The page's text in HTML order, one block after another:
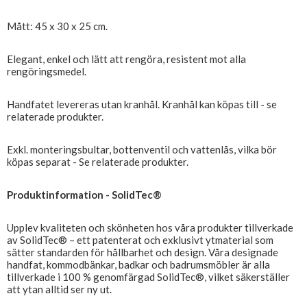
Mått: 45 x 30 x 25 cm.
Elegant, enkel och lätt att rengöra, resistent mot alla
rengöringsmedel.
Handfatet levereras utan kranhål. Kranhål kan köpas till - se
relaterade produkter.
Exkl. monteringsbultar, bottenventil och vattenlås, vilka bör
köpas separat - Se relaterade produkter.
Produktinformation - SolidTec®
Upplev kvaliteten och skönheten hos våra produkter tillverkade
av SolidTec® – ett patenterat och exklusivt ytmaterial som
sätter standarden för hållbarhet och design. Våra designade
handfat, kommodbänkar, badkar och badrumsmöbler är alla
tillverkade i 100 % genomfärgad SolidTec®, vilket säkerställer
att ytan alltid ser ny ut.